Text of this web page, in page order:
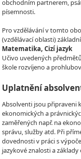
obchodním partnerem,
písemnosti.
Pro vzdělávání v tomto
(vzdělávací oblasti)
Matematika, Cizí jazyk
Učivo uvedených
škole rozvíjeno a
Uplatnění
Absolventi jsou připraveni
ekonomických a
zaměřených např. na
správu, služby atd. Při
dovednosti v práci s
jazykové znalosti a